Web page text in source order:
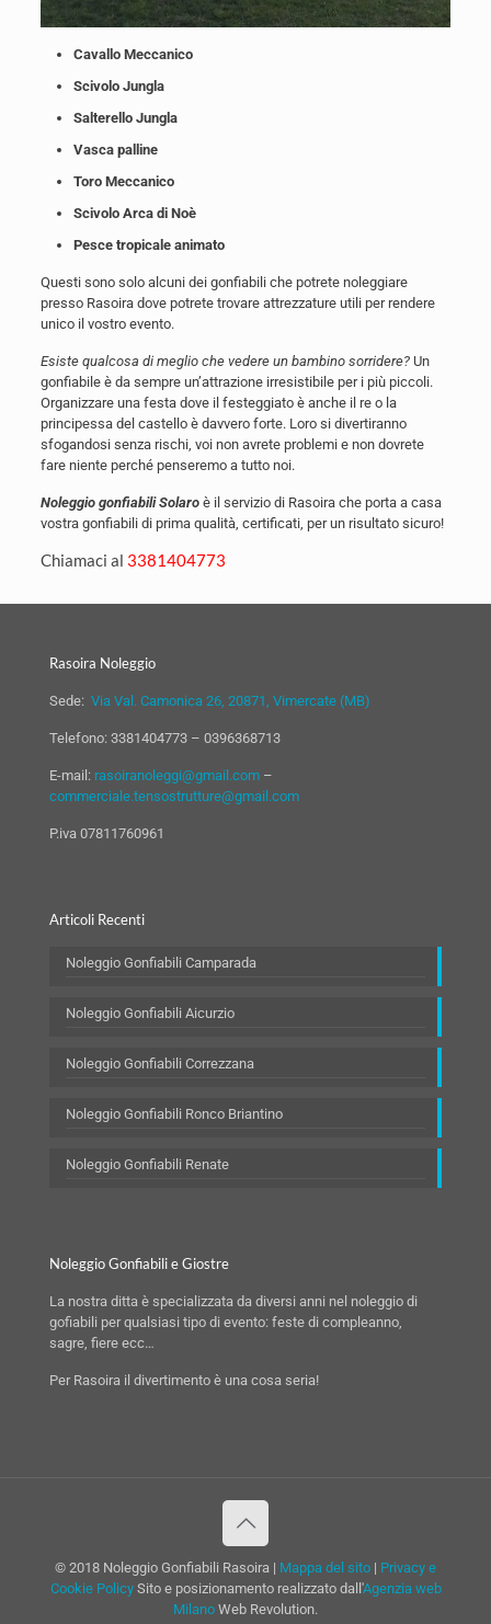
Cavallo Meccanico
Scivolo Jungla
Salterello Jungla
Vasca palline
Toro Meccanico
Scivolo Arca di Noè
Pesce tropicale animato
Questi sono solo alcuni dei gonfiabili che potrete noleggiare
presso Rasoira dove potrete trovare attrezzature utili per rendere
unico il vostro evento.
Esiste qualcosa di meglio che vedere un bambino sorridere?Un
gonfiabile è da sempre un’attrazione irresistibile per i più piccoli.
Organizzare una festa dove il festeggiato è anche il re o la
principessa del castello è davvero forte. Loro si divertiranno
sfogandosi senza rischi, voi non avrete problemi e non dovrete
fare niente perché penseremo a tutto noi.
Noleggio gonfiabili Solaroè il servizio di Rasoira che porta a casa
vostra gonfiabili di prima qualità, certificati, per un risultato sicuro!
Chiamaci al 3381404773
Rasoira Noleggio
Sede: Via Val. Camonica 26, 20871, Vimercate (MB)
Telefono: 3381404773 – 0396368713
E-mail: rasoiranoleggi@gmail.com –
commerciale.tensostrutture@gmail.com
P.iva 07811760961
Articoli Recenti
Noleggio Gonfiabili Camparada
Noleggio Gonfiabili Aicurzio
Noleggio Gonfiabili Correzzana
Noleggio Gonfiabili Ronco Briantino
Noleggio Gonfiabili Renate
Noleggio Gonfiabili e Giostre
La nostra ditta è specializzata da diversi anni nel noleggio di
gofiabili per qualsiasi tipo di evento: feste di compleanno,
sagre, fiere ecc…
Per Rasoira il divertimento è una cosa seria!
© 2018 Noleggio Gonfiabili Rasoira | Mappa del sito | Privacy e
Cookie PolicySito e posizionamento realizzato dall'Agenzia web
Milano Web Revolution.